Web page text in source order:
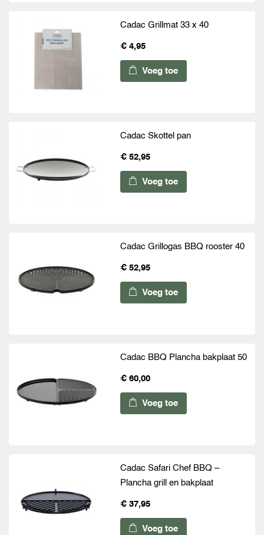
Cadac Grillmat 33 x 40
€ 4,95
Voeg toe
Cadac Skottel pan
€ 52,95
Voeg toe
Cadac Grillogas BBQ rooster 40
€ 52,95
Voeg toe
Cadac BBQ Plancha bakplaat 50
€ 60,00
Voeg toe
Cadac Safari Chef BBQ –
Plancha grill en bakplaat
€ 37,95
Voeg toe